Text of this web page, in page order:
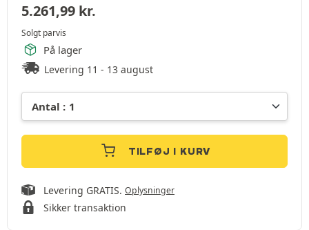
5.261,99 kr.
Solgt parvis
På lager
Levering 11 - 13 august
TILFØJ I KURV
Levering GRATIS. Oplysninger
Sikker transaktion